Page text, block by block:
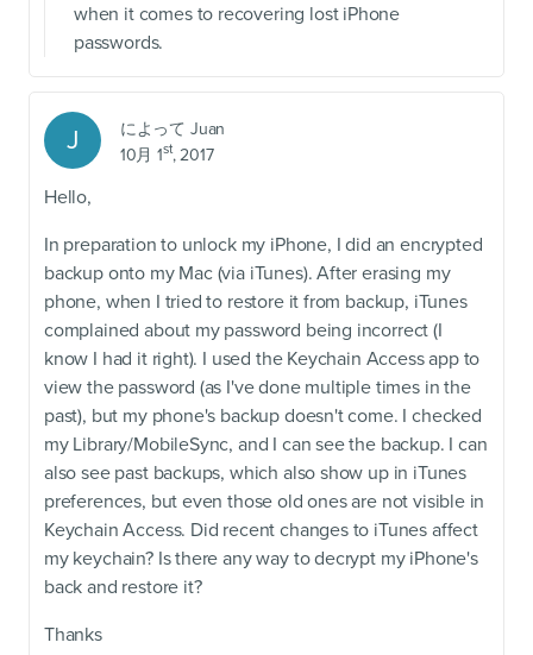
when it comes to recovering lost iPhone
passwords.
J によって Juan
10月 1st, 2017
Hello,
In preparation to unlock my iPhone, I did an encrypted
backup onto my Mac (via iTunes). After erasing my
phone, when I tried to restore it from backup, iTunes
complained about my password being incorrect (I
know I had it right). I used the Keychain Access app to
view the password (as I've done multiple times in the
past), but my phone's backup doesn't come. I checked
my Library/MobileSync, and I can see the backup. I can
also see past backups, which also show up in iTunes
preferences, but even those old ones are not visible in
Keychain Access. Did recent changes to iTunes affect
my keychain? Is there any way to decrypt my iPhone's
back and restore it?
Thanks